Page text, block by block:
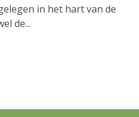
in het hart van de
de...